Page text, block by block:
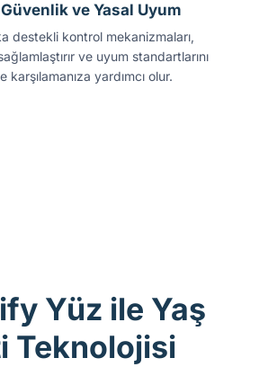
ve Yasal Uyum
destekli kontrol mekanizmaları,
ve uyum standartlarını
karşılamanıza yardımcı olur.
Yüz ile Yaş
Teknolojisi